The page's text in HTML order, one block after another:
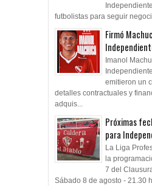
futbolistas para seguir
Firmó
Imanol
emitieron un
detalles contractuales y
adquis...
Próximas
para
La Liga
la
7 del
Sábado 8 de agosto - 21.30